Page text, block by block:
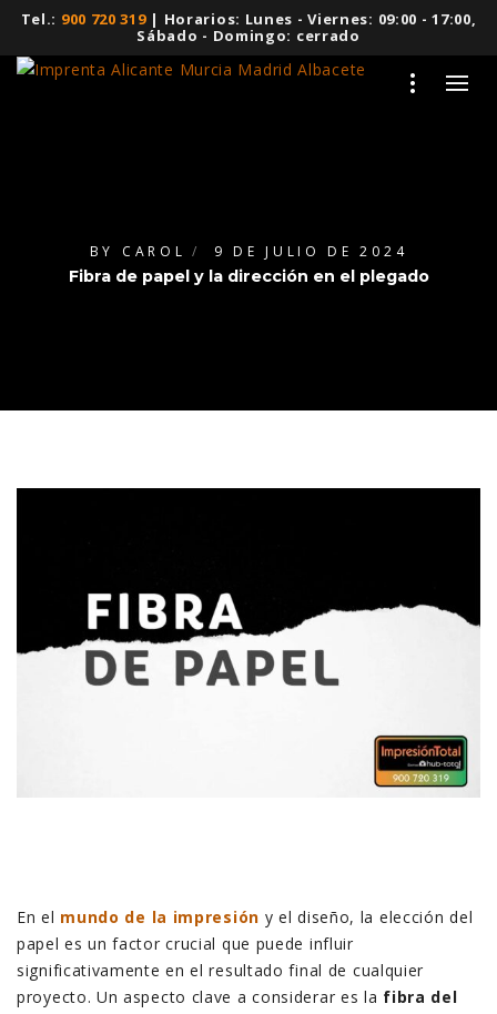
Tel.: 900 720 319| Horarios: Lunes - Viernes: 09:00 - 17:00,
Sábado - Domingo: cerrado
BY CAROL 9 DE JULIO DE 2024
Fibra de papel y la dirección en el plegado
En el mundo de la impresión y el diseño, la elección del
papel es un factor crucial que puede influir
significativamente en el resultado final de cualquier
proyecto. Un aspecto clave a considerar es la fibra del